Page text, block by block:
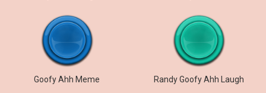
Goofy Ahh Meme Randy Goofy Ahh Laugh